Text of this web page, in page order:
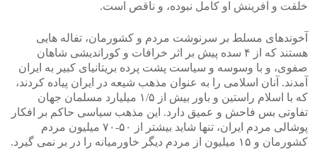
خلقت و آفرینش او کامل نبوده، و ناقص است.
آخوندهای مسلط بر سرنوشت مردم و کشورمان، تفاله هایی
هستند که از ۴ سده پیش بر اثر خرافات و کوراندیشی شاهان
صفوی، و با وسوسه و سیاست پشت پرده بریتانیای کبیر به ایران
آمدند. آنان اسلامی را به عنوان مذهب شیعه در ایران پیاده کردند،
که با اسلام راستین و باور بیش از ۱/۵ میلیارد مسلمان جهان
تفاوتی بس فاحش و عمیق دارد. این مذهب سیاسی حاکم بر افکار
پوشالی مردم ایران، تنها شاید بیشتر از ۵۰-۷۰ میلیون مردم
کشورمان و ۱۵ میلیون از مردم دیگر خاورمیانه را در بر نمی گیرد.